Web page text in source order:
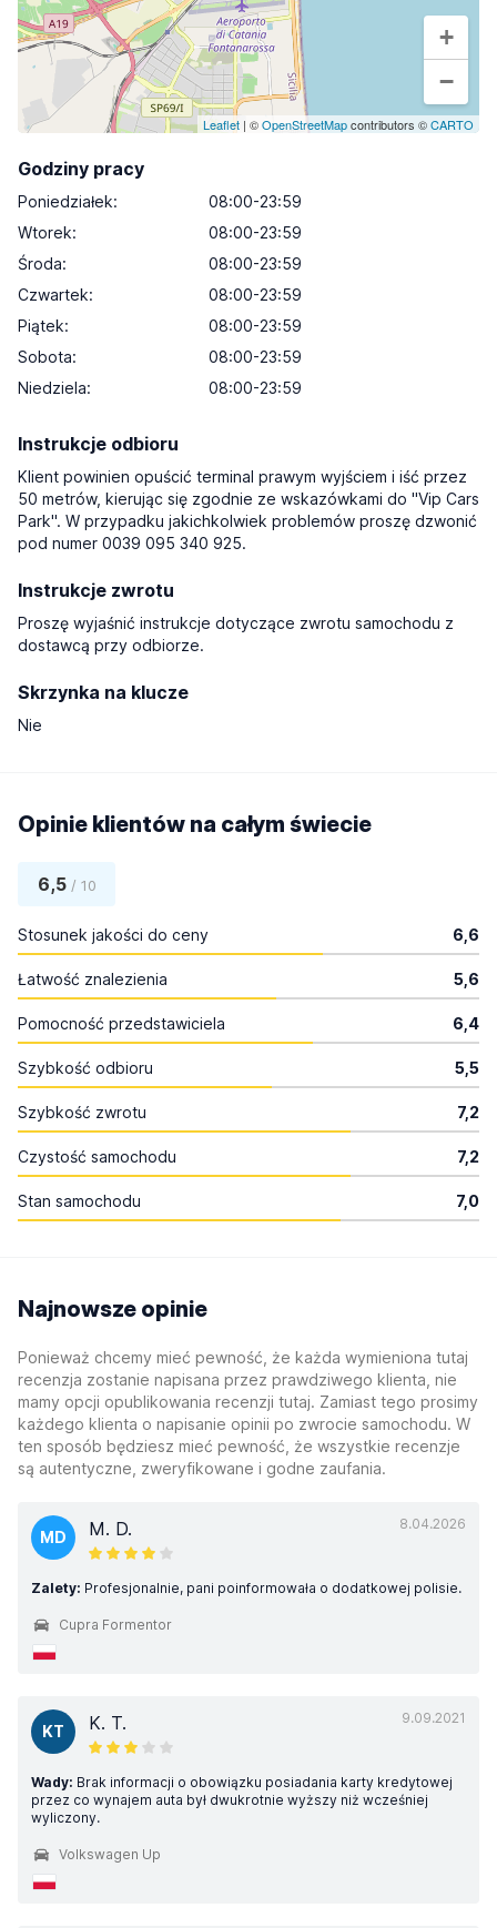
+
−
Leaflet | ©OpenStreetMapcontributors ©CARTO
Godziny pracy
Poniedziałek:
08:00-23:59
Wtorek:
08:00-23:59
Środa:
08:00-23:59
Czwartek:
08:00-23:59
Piątek:
08:00-23:59
Sobota:
08:00-23:59
Niedziela: 08:00-23:59
Instrukcje odbioru
Klient powinien opuścić terminal prawym wyjściem i iść przez
50 metrów, kierując się zgodnie ze wskazówkami do "Vip Cars
Park". W przypadku jakichkolwiek problemów proszę dzwonić
pod numer 0039 095 340 925.
Instrukcje zwrotu
Proszę wyjaśnić instrukcje dotyczące zwrotu samochodu z
dostawcą przy odbiorze.
Skrzynka na klucze
Nie
Opinie klientów na całym świecie
6,5/ 10
Stosunek jakości do ceny 6,6
Łatwość znalezienia 5,6
Pomocność przedstawiciela 6,4
Szybkość odbioru 5,5
Szybkość zwrotu 7,2
Czystość samochodu 7,2
Stan samochodu 7,0
Najnowsze opinie
Ponieważ chcemy mieć pewność, że każda wymieniona tutaj
recenzja zostanie napisana przez prawdziwego klienta, nie
mamy opcji opublikowania recenzji tutaj. Zamiast tego prosimy
każdego klienta o napisanie opinii po zwrocie samochodu. W
ten sposób będziesz mieć pewność, że wszystkie recenzje
są autentyczne, zweryfikowane i godne zaufania.
8.04.2026
MD M. D.
Zalety: Profesjonalnie, pani poinformowała o dodatkowej polisie.
Cupra Formentor
9.09.2021
KT K. T.
Wady: Brak informacji o obowiązku posiadania karty kredytowej
przez co wynajem auta był dwukrotnie wyższy niż wcześniej
wyliczony.
Volkswagen Up